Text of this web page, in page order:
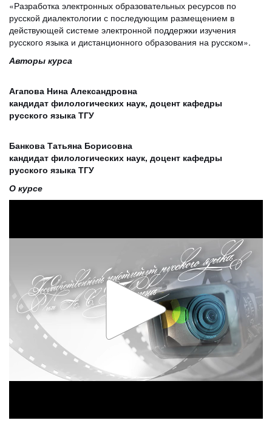
«Разработка электронных образовательных ресурсов по
русской диалектологии с последующим размещением в
действующей системе электронной поддержки изучения
русского языка и дистанционного образования на русском».
Авторы курса
Агапова Нина Александровна
кандидат филологических наук, доцент кафедры
русского языка ТГУ
Банкова Татьяна Борисовна
кандидат филологических наук, доцент кафедры
русского языка ТГУ
О курсе